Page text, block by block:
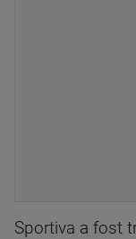
Sportiva a fost